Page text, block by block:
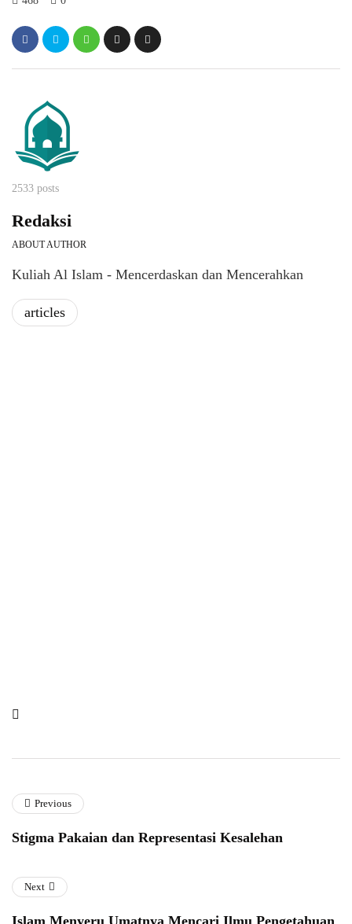
2533 posts
Redaksi
ABOUT AUTHOR
Kuliah Al Islam - Mencerdaskan dan Mencerahkan
articles
Previous
Stigma Pakaian dan Representasi Kesalehan
Next